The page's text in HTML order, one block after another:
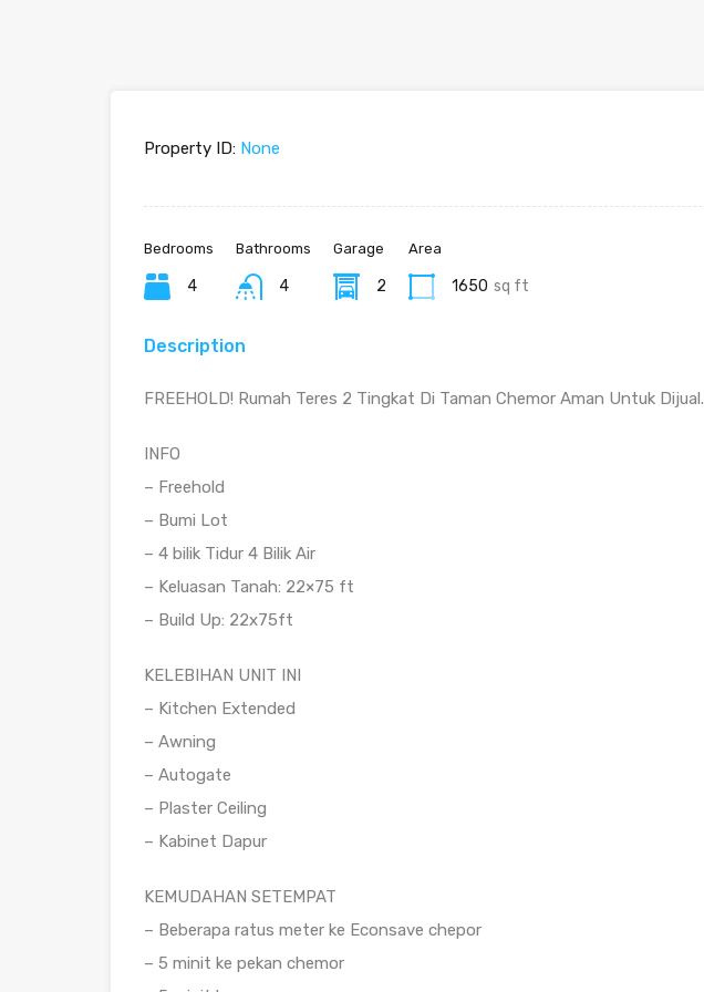
Property ID: None
Bedrooms
4
Bathrooms
4
Garage
2
Area
1650 sq ft
Description
FREEHOLD! Rumah Teres 2 Tingkat Di Taman Chemor Aman Untuk Dijual.
INFO
– Freehold
– Bumi Lot
– 4 bilik Tidur 4 Bilik Air
– Keluasan Tanah: 22×75 ft
– Build Up: 22x75ft
KELEBIHAN UNIT INI
– Kitchen Extended
– Awning
– Autogate
– Plaster Ceiling
– Kabinet Dapur
KEMUDAHAN SETEMPAT
– Beberapa ratus meter ke Econsave chepor
– 5 minit ke pekan chemor